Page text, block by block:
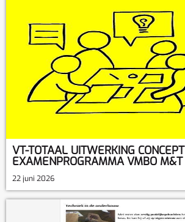
VT-TOTAAL UITWERKING CONCEPT
EXAMENPROGRAMMA VMBO M&T
22 juni 2026